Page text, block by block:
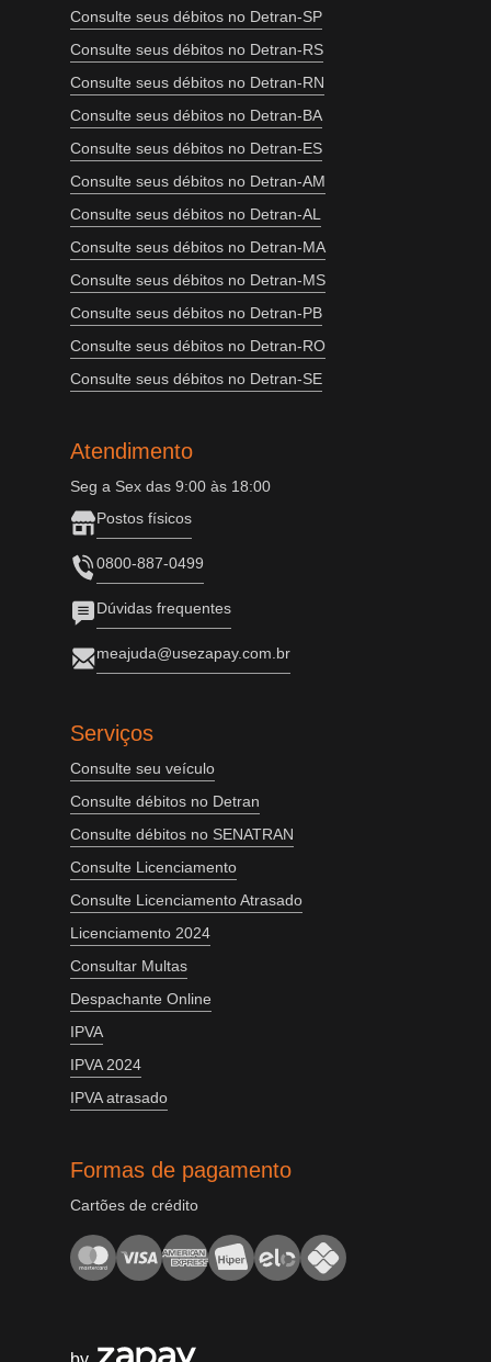
Consulte seus débitos no Detran-SP
Consulte seus débitos no Detran-RS
Consulte seus débitos no Detran-RN
Consulte seus débitos no Detran-BA
Consulte seus débitos no Detran-ES
Consulte seus débitos no Detran-AM
Consulte seus débitos no Detran-AL
Consulte seus débitos no Detran-MA
Consulte seus débitos no Detran-MS
Consulte seus débitos no Detran-PB
Consulte seus débitos no Detran-RO
Consulte seus débitos no Detran-SE
Atendimento
Seg a Sex das 9:00 às 18:00
Postos físicos
0800-887-0499
Dúvidas frequentes
meajuda@usezapay.com.br
Serviços
Consulte seu veículo
Consulte débitos no Detran
Consulte débitos no SENATRAN
Consulte Licenciamento
Consulte Licenciamento Atrasado
Licenciamento 2024
Consultar Multas
Despachante Online
IPVA
IPVA 2024
IPVA atrasado
Formas de pagamento
Cartões de crédito